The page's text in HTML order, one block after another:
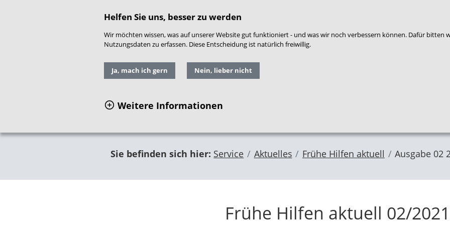
Helfen Sie uns, besser zu werden
Wir möchten wissen, was auf unserer Website gut funktioniert - und was wir noch verbessern können. Dafür bitten
Nutzungsdaten zu erfassen. Diese Entscheidung ist natürlich freiwillig.
Ja, mach ich gern Nein, lieber nicht
Weitere Informationen
Readspeaker| Gebärdensprache
Sie befinden sich hier: Service Aktuelles Frühe Hilfen aktuell Ausgabe 02
Frühe Hilfen aktuell 02/2021